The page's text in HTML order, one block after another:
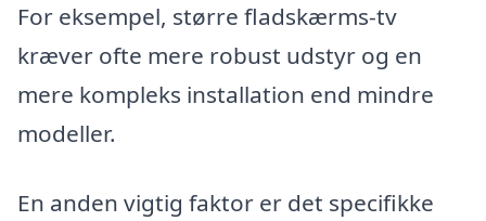
For eksempel, større fladskærms-tv
kræver ofte mere robust udstyr og en
mere kompleks installation end mindre
modeller.
En anden vigtig faktor er det specifikke